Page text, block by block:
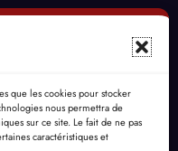
que les cookies pour stocker
nous permettra de
sur ce site. Le fait de ne pas
caractéristiques et